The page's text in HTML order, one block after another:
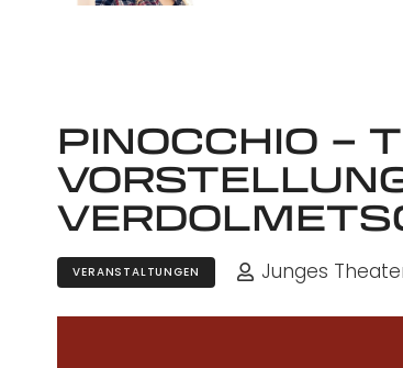
PINOCCHIO –
VERANSTALTUNGEN Junges